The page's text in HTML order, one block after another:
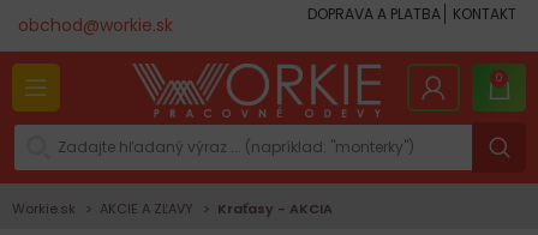
obchod@workie.sk DOPRAVA A PLATBA KONTAKT
0
Workie.sk AKCIE A ZĽAVY Kraťasy - AKCIA